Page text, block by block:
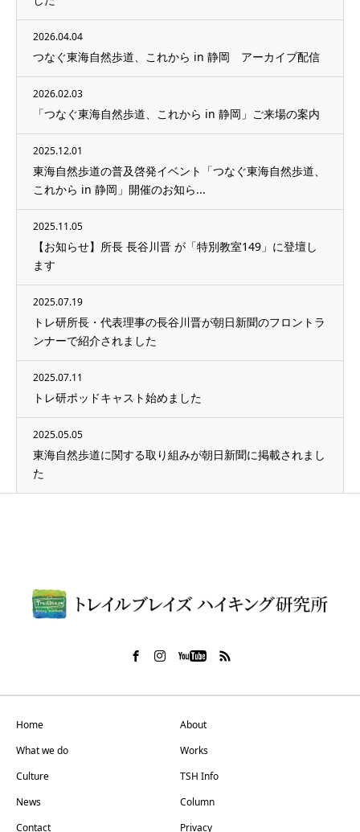
2026.04.04
つなぐ東海自然歩道、これから in 静岡 アーカイブ配信
2026.02.03
「つなぐ東海自然歩道、これから in 静岡」ご来場の案内
2025.12.01
東海自然歩道の普及啓発イベント「つなぐ東海自然歩道、
これから in 静岡」開催のお知ら...
2025.11.05
【お知らせ】所長 長谷川晋 が「特別教室149」に登壇し
ます
2025.07.19
トレ研所長・代表理事の長谷川晋が朝日新聞のフロントラ
ンナーで紹介されました
2025.07.11
トレ研ポッドキャスト始めました
2025.05.05
東海自然歩道に関する取り組みが朝日新聞に掲載されまし
た
Home
About
What we do
Works
Culture
TSH Info
News
Column
Contact
Privacy